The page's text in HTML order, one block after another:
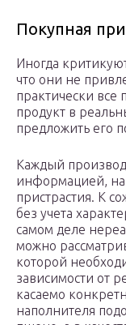
Покупная
Иногда
что они не
практически все
продукт в
предложить его
Каждый
информацией, на
пристрастия. К
без учета
самом деле
можно
которой
зависимости от
касаемо
наполнителя